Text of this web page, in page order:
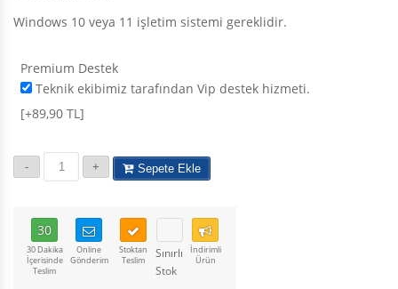
Windows 10 veya 11 işletim sistemi gereklidir.
Premium Destek
Teknik ekibimiz tarafından Vip destek hizmeti.
[+89,90 TL]
Sepete Ekle
30
30 Dakika
İçerisinde
Teslim
Online
Gönderim
Stoktan
Teslim
Sınırlı
Stok
İndirimli
Ürün